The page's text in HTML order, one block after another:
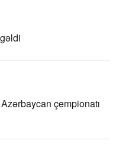
çempionatı